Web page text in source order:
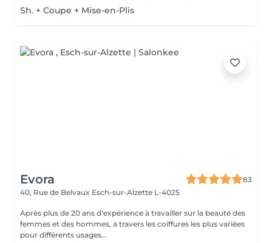
Sh. + Coupe + Mise-en-Plis
Evora
83
40, Rue de Belvaux Esch-sur-Alzette L-4025
Après plus de 20 ans d'expérience à travailler sur la beauté des
femmes et des hommes, à travers les coiffures les plus variées
pour différents usages...